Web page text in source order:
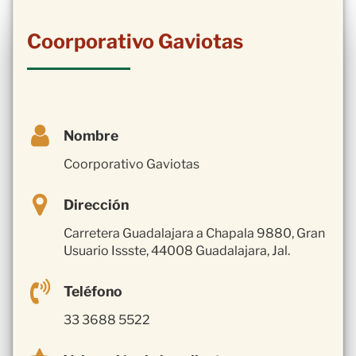
Coorporativo Gaviotas
Nombre
Coorporativo Gaviotas
Dirección
Carretera Guadalajara a Chapala 9880, Gran
Usuario Issste, 44008 Guadalajara, Jal.
Teléfono
33 3688 5522